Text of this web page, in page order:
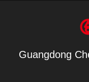
Guangdong